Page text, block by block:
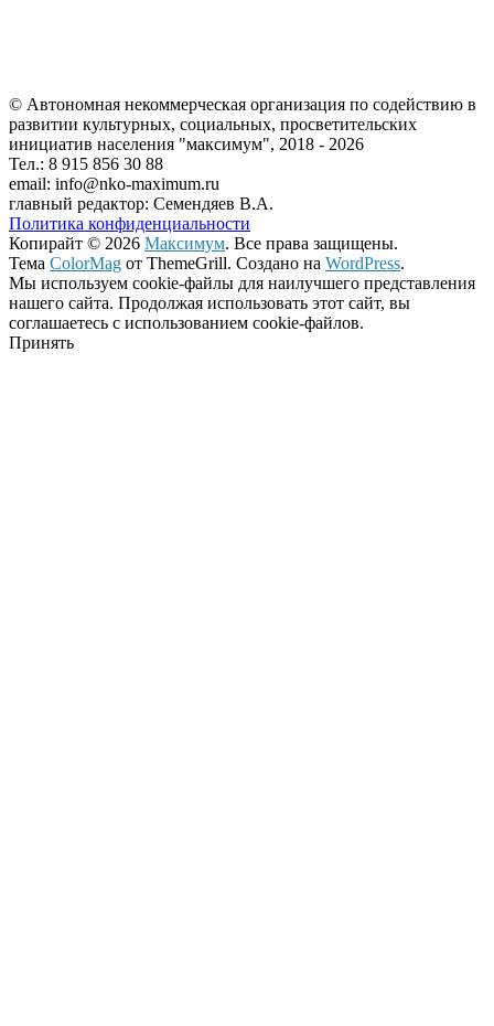
© Автономная некоммерческая организация по содействию в
развитии культурных, социальных, просветительских
инициатив населения "максимум", 2018 - 2026
Тел.: 8 915 856 30 88
email: info@nko-maximum.ru
главный редактор: Семендяев В.А.
Политика конфиденциальности
Копирайт © 2026 Максимум. Все права защищены.
Тема ColorMag от ThemeGrill. Создано на WordPress.
Мы используем cookie-файлы для наилучшего представления
нашего сайта. Продолжая использовать этот сайт, вы
соглашаетесь с использованием cookie-файлов.
Принять